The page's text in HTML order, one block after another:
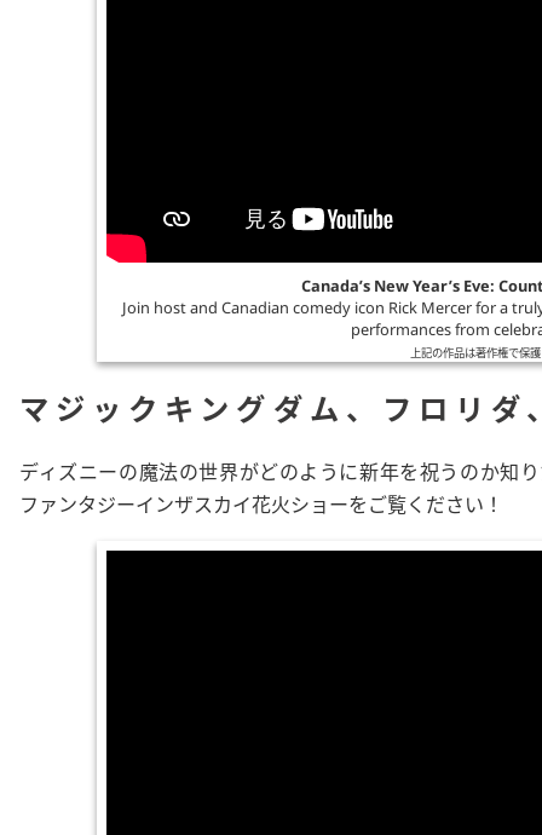
Canada’s New Year’s Eve:
Join host and Canadian comedy icon Rick Mercer for a
performances from
上記の作品は著作権で保
マジックキングダム、フロリダ
ディズニーの魔法の世界がどのように新年を祝うのか知
ファンタジーインザスカイ花火ショーをご覧ください！